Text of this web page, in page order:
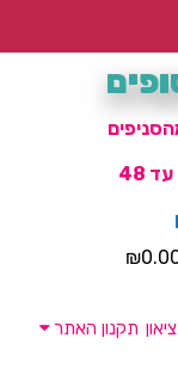
מהסניפים
חדש! משלוחי אקספרס עד 48
₪
תקנון האתר